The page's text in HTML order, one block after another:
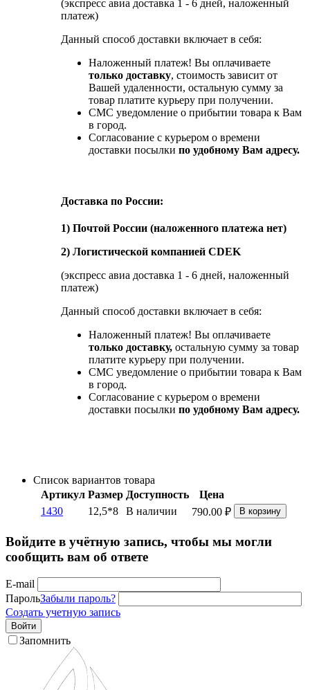
(экспресс авиа доставка 1 - 6 дней, наложенный
платеж)
Данный способ доставки включает в себя:
Наложенный платеж! Вы оплачиваете
только доставку, стоимость зависит от
Вашей удаленности, остальную сумму за
товар платите курьеру при получении.
СМС уведомление о прибытии товара к Вам
в город.
Согласование с курьером о времени
доставки посылки по удобному Вам адресу.
Доставка по России:
1) Почтой России (наложенного платежа нет)
2) Логистической компанией CDEK
(экспресс авиа доставка 1 - 6 дней, наложенный
платеж)
Данный способ доставки включает в себя:
Наложенный платеж! Вы оплачиваете
только доставку, остальную сумму за товар
платите курьеру при получении.
СМС уведомление о прибытии товара к Вам
в город.
Согласование с курьером о времени
доставки посылки по удобному Вам адресу.
Список вариантов товара
Артикул Размер Доступность
Цена
1430
12,5*8 В наличии 790.00 ₽ В корзину
Войдите в учётную запись, чтобы мы могли
сообщить вам об ответе
E-mail
ПарольЗабыли пароль?
Создать учетную запись
Войти
Запомнить